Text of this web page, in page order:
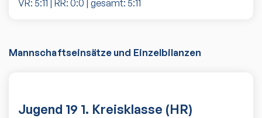
VR: 5:11 | RR: 0:0 | gesamt: 5:11
Mannschaftseinsätze und Einzelbilanzen
Jugend 19 1. Kreisklasse (HR)